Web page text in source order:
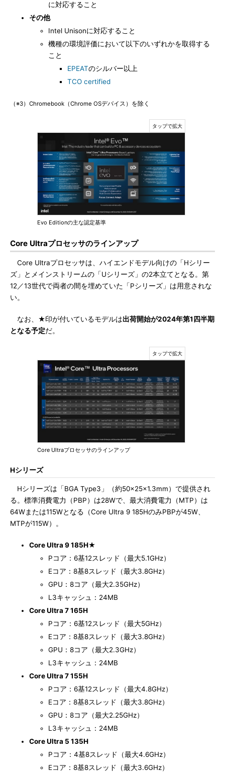
に対応すること
その他
Intel Unisonに対応すること
機種の環境評価において以下のいずれかを取得する
こと
EPEATのシルバー以上
TCO certified
（※3）Chromebook（Chrome OSデバイス）を除く
Evo Editionの主な認定基準
Core Ultraプロセッサのラインアップ
Core Ultraプロセッサは、ハイエンドモデル向けの「Hシリー
ズ」とメインストリームの「Uシリーズ」の2本立てとなる。第
12／13世代で両者の間を埋めていた「Pシリーズ」は用意されな
い。
なお、★印が付いているモデルは出荷開始が2024年第1四半期
となる予定だ。
Core Ultraプロセッサのラインアップ
Hシリーズ
Hシリーズは「BGA Type3」（約50×25×1.3mm）で提供され
る。標準消費電力（PBP）は28Wで、最大消費電力（MTP）は
64Wまたは115Wとなる（Core Ultra 9 185HのみPBPが45W、
MTPが115W）。
Core Ultra 9 185H★
Pコア：6基12スレッド（最大5.1GHz）
Eコア：8基8スレッド（最大3.8GHz）
GPU：8コア（最大2.35GHz）
L3キャッシュ：24MB
Core Ultra 7 165H
Pコア：6基12スレッド（最大5GHz）
Eコア：8基8スレッド（最大3.8GHz）
GPU：8コア（最大2.3GHz）
L3キャッシュ：24MB
Core Ultra 7 155H
Pコア：6基12スレッド（最大4.8GHz）
Eコア：8基8スレッド（最大3.8GHz）
GPU：8コア（最大2.25GHz）
L3キャッシュ：24MB
Core Ultra 5 135H
Pコア：4基8スレッド（最大4.6GHz）
Eコア：8基8スレッド（最大3.6GHz）